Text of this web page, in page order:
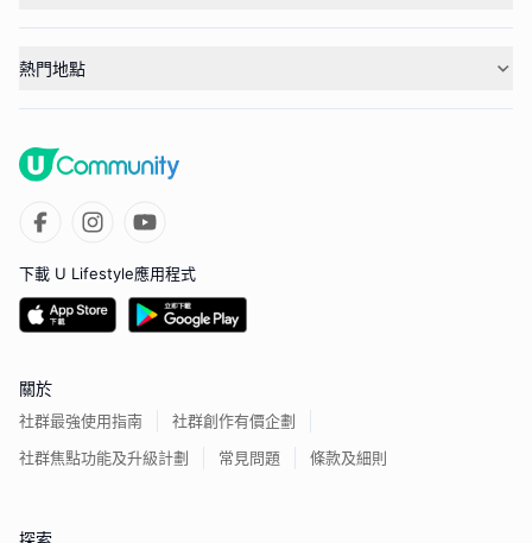
熱門地點
下載 U Lifestyle應用程式
關於
社群最強使用指南
社群創作有價企劃
社群焦點功能及升級計劃
常見問題 條款及細則
探索